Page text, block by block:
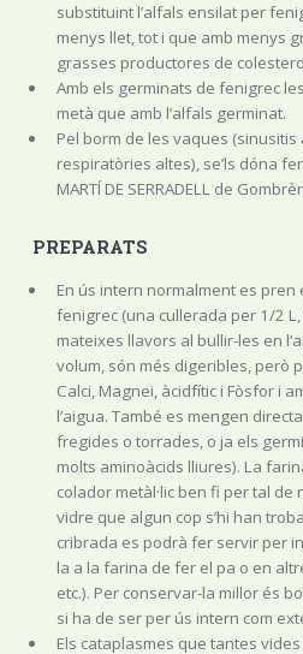
substituint l’alfals ensilat per
menys llet, tot i que amb menys
grasses productores de
Amb els germinats de fenigrec
metà que amb l’alfals germinat.
Pel borm de les vaques
respiratòries altes), se’ls dóna
MARTÍ DE SERRADELL de
PREPARATS
En ús intern normalment es pren
fenigrec (una cullerada per 1/2
mateixes llavors al bullir-les en
volum, són més digeribles, però
Calci, Magnei, àcidfític i Fòsfor i
l’aigua. També es mengen
fregides o torrades, o ja els
molts aminoàcids lliures). La
colador metàl·lic ben fi per tal
vidre que algun cop s’hi han
cribrada es podrà fer servir per
la a la farina de fer el pa o en
etc.). Per conservar-la millor és
si ha de ser per ús intern com
Els cataplasmes que tantes